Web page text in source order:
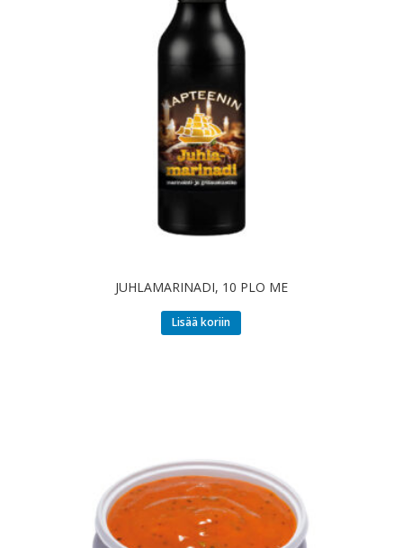
JUHLAMARINADI, 10 PLO ME
Lisää koriin